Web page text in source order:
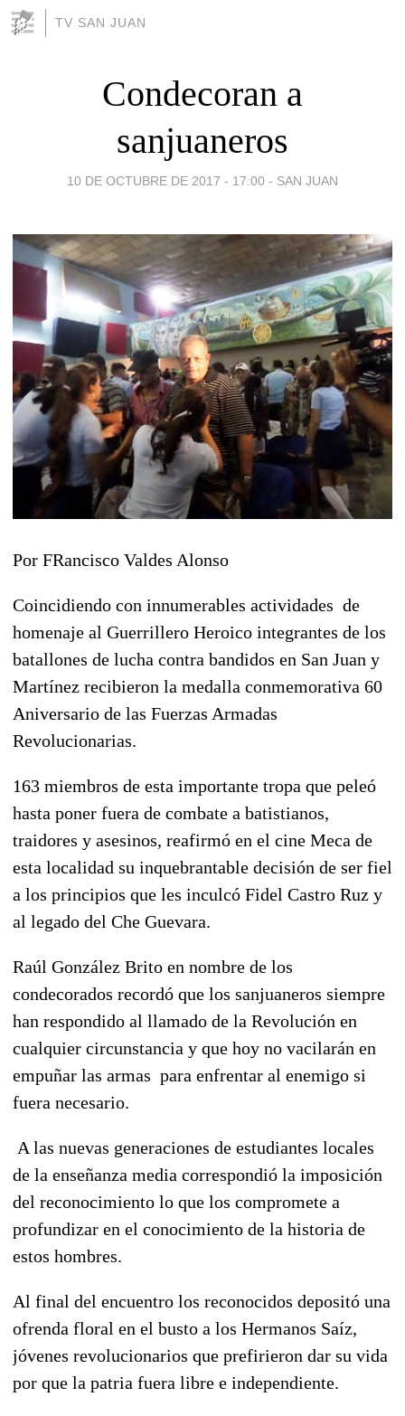
TV SAN JUAN
Condecoran a
sanjuaneros
10 DE OCTUBRE DE 2017 - 17:00 - SAN JUAN
Por FRancisco Valdes Alonso
Coincidiendo con innumerables actividades de
homenaje al Guerrillero Heroico integrantes de los
batallones de lucha contra bandidos en San Juan y
Martínez recibieron la medalla conmemorativa 60
Aniversario de las Fuerzas Armadas
Revolucionarias.
163 miembros de esta importante tropa que peleó
hasta poner fuera de combate a batistianos,
traidores y asesinos, reafirmó en el cine Meca de
esta localidad su inquebrantable decisión de ser fiel
a los principios que les inculcó Fidel Castro Ruz y
al legado del Che Guevara.
Raúl González Brito en nombre de los
condecorados recordó que los sanjuaneros siempre
han respondido al llamado de la Revolución en
cualquier circunstancia y que hoy no vacilarán en
empuñar las armas para enfrentar al enemigo si
fuera necesario.
A las nuevas generaciones de estudiantes locales
de la enseñanza media correspondió la imposición
del reconocimiento lo que los compromete a
profundizar en el conocimiento de la historia de
estos hombres.
Al final del encuentro los reconocidos depositó una
ofrenda floral en el busto a los Hermanos Saíz,
jóvenes revolucionarios que prefirieron dar su vida
por que la patria fuera libre e independiente.